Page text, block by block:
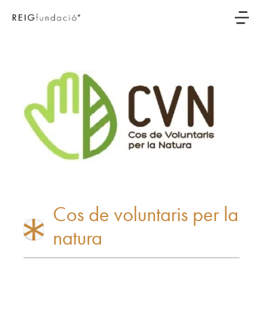
Cos de voluntaris per la
natura